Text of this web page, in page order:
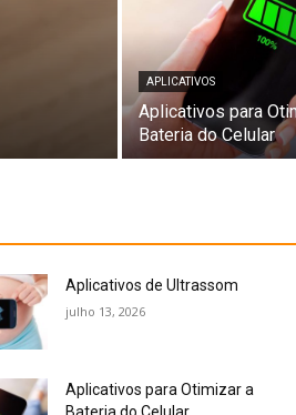
APLICATIVOS
Aplicativos para
Bateria do Celular
Aplicativos de Ultrassom
julho 13, 2026
Aplicativos para Otimizar a